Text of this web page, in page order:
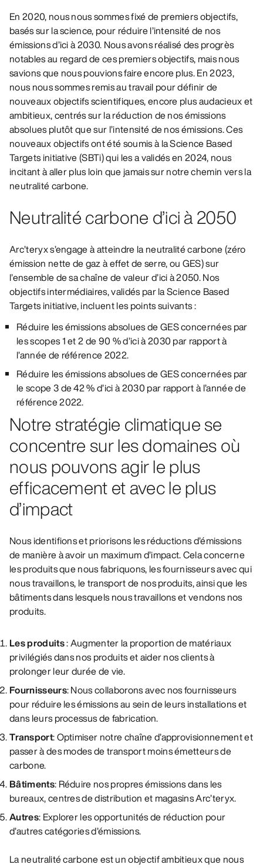
En 2020, nous nous sommes fixé de premiers objectifs,
basés sur la science, pour réduire l’intensité de nos
émissions d’ici à 2030. Nous avons réalisé des progrès
notables au regard de ces premiers objectifs, mais nous
savions que nous pouvions faire encore plus. En 2023,
nous nous sommes remis au travail pour définir de
nouveaux objectifs scientifiques, encore plus audacieux et
ambitieux, centrés sur la réduction de nos émissions
absolues plutôt que sur l’intensité de nos émissions. Ces
nouveaux objectifs ont été soumis à la Science Based
Targets initiative (SBTi) qui les a validés en 2024, nous
incitant à aller plus loin que jamais sur notre chemin vers la
neutralité carbone.
Neutralité carbone d’ici à 2050
Arc’teryx s’engage à atteindre la neutralité carbone (zéro
émission nette de gaz à effet de serre, ou GES) sur
l’ensemble de sa chaîne de valeur d’ici à 2050. Nos
objectifs intermédiaires, validés par la Science Based
Targets initiative, incluent les points suivants :
Réduire les émissions absolues de GES concernées par
les scopes 1 et 2 de 90 % d’ici à 2030 par rapport à
l’année de référence 2022.
Réduire les émissions absolues de GES concernées par
le scope 3 de 42 % d’ici à 2030 par rapport à l’année de
référence 2022.
Notre stratégie climatique se
concentre sur les domaines où
nous pouvons agir le plus
efficacement et avec le plus
d’impact
Nous identifions et priorisons les réductions d’émissions
de manière à avoir un maximum d’impact. Cela concerne
les produits que nous fabriquons, les fournisseurs avec qui
nous travaillons, le transport de nos produits, ainsi que les
bâtiments dans lesquels nous travaillons et vendons nos
produits.
Les produits:Augmenter la proportion de matériaux
privilégiés dans nos produits et aider nos clients à
prolonger leur durée de vie.
Fournisseurs:Nous collaborons avec nos fournisseurs
pour réduire les émissions au sein de leurs installations et
dans leurs processus de fabrication.
Transport:Optimiser notre chaîne d’approvisionnement et
passer à des modes de transport moins émetteurs de
carbone.
Bâtiments: Réduire nos propres émissions dans les
bureaux, centres de distribution et magasins Arc’teryx.
Autres: Explorer les opportunités de réduction pour
d’autres catégories d’émissions.
La neutralité carbone est un objectif ambitieux que nous